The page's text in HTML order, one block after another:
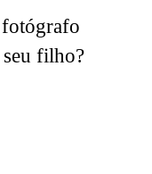
fotógrafo
seu filho?